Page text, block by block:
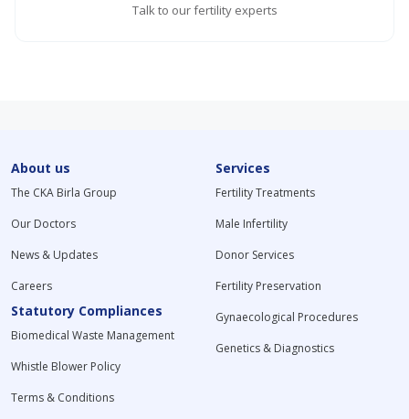
Talk to our fertility experts
About us
The CKA Birla Group
Our Doctors
News & Updates
Careers
Statutory Compliances
Biomedical Waste Management
Whistle Blower Policy
Terms & Conditions
Services
Fertility Treatments
Male Infertility
Donor Services
Fertility Preservation
Gynaecological Procedures
Genetics & Diagnostics